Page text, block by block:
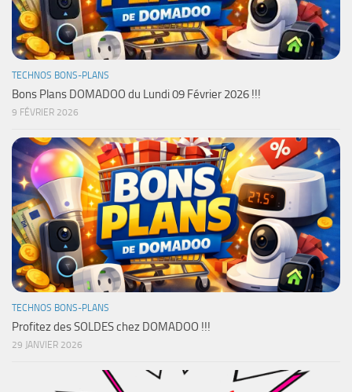
TECHNOS BONS-PLANS
Bons Plans DOMADOO du Lundi 09 Février 2026 !!!
9 FÉVRIER 2026
TECHNOS BONS-PLANS
Profitez des SOLDES chez DOMADOO !!!
29 JANVIER 2026